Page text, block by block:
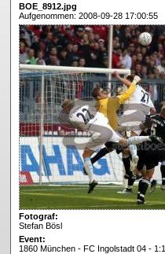
BOE_8912.jpg
Aufgenommen: 2008-09-28 17:00:55
Fotograf:
Stefan Bösl
Event:
1860 München - FC Ingolstadt 04 - 1:1